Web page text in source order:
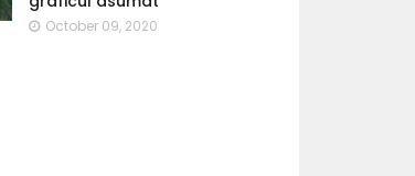
October 09, 2020